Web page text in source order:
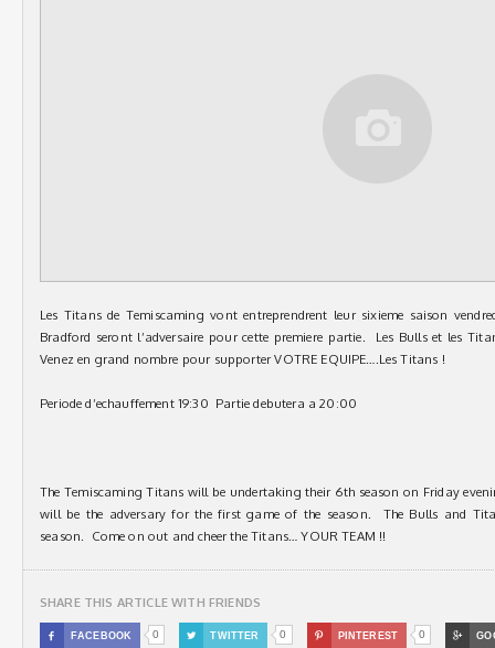
Les Titans de Temiscaming vont entreprendrent leur sixieme saison
Bradford seront l’adversaire pour cette premiere partie. Les Bulls et les
Venez en grand nombre pour supporter VOTRE EQUIPE….Les Titans !
Periode d’echauffement 19:30 Partie debutera a 20:00
The Temiscaming Titans will be undertaking their 6th season on Friday
will be the adversary for the first game of the season. The Bulls and
season. Come on out and cheer the Titans… YOUR TEAM !!
SHARE THIS ARTICLE WITH FRIENDS
 FACEBOOK 0  TWITTER 0  PINTEREST 0 